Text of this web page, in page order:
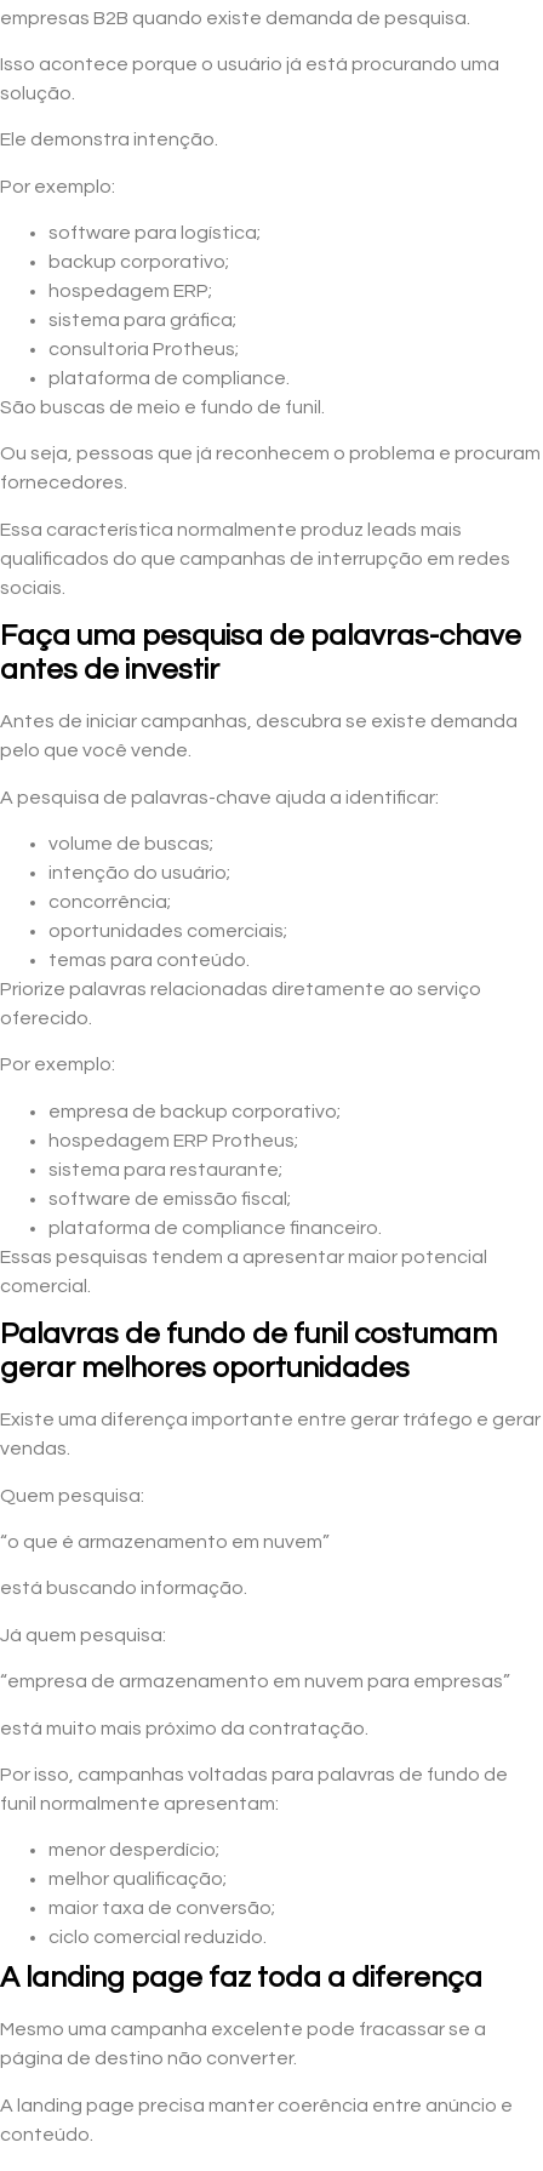
empresas B2B quando existe demanda de pesquisa.
Isso acontece porque o usuário já está procurando uma
solução.
Ele demonstra intenção.
Por exemplo:
software para logística;
backup corporativo;
hospedagem ERP;
sistema para gráfica;
consultoria Protheus;
plataforma de compliance.
São buscas de meio e fundo de funil.
Ou seja, pessoas que já reconhecem o problema e procuram
fornecedores.
Essa característica normalmente produz leads mais
qualificados do que campanhas de interrupção em redes
sociais.
Faça uma pesquisa de palavras-chave
antes de investir
Antes de iniciar campanhas, descubra se existe demanda
pelo que você vende.
A pesquisa de palavras-chave ajuda a identificar:
volume de buscas;
intenção do usuário;
concorrência;
oportunidades comerciais;
temas para conteúdo.
Priorize palavras relacionadas diretamente ao serviço
oferecido.
Por exemplo:
empresa de backup corporativo;
hospedagem ERP Protheus;
sistema para restaurante;
software de emissão fiscal;
plataforma de compliance financeiro.
Essas pesquisas tendem a apresentar maior potencial
comercial.
Palavras de fundo de funil costumam
gerar melhores oportunidades
Existe uma diferença importante entre gerar tráfego e gerar
vendas.
Quem pesquisa:
“o que é armazenamento em nuvem”
está buscando informação.
Já quem pesquisa:
“empresa de armazenamento em nuvem para empresas”
está muito mais próximo da contratação.
Por isso, campanhas voltadas para palavras de fundo de
funil normalmente apresentam:
menor desperdício;
melhor qualificação;
maior taxa de conversão;
ciclo comercial reduzido.
A landing page faz toda a diferença
Mesmo uma campanha excelente pode fracassar se a
página de destino não converter.
A landing page precisa manter coerência entre anúncio e
conteúdo.